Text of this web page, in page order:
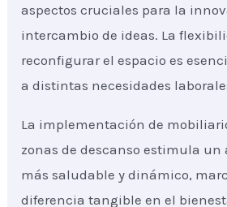
aspectos cruciales para la
intercambio de ideas. La
reconfigurar el espacio es
a distintas necesidades
La implementación de
zonas de descanso estimula
más saludable y dinámico,
diferencia tangible en el